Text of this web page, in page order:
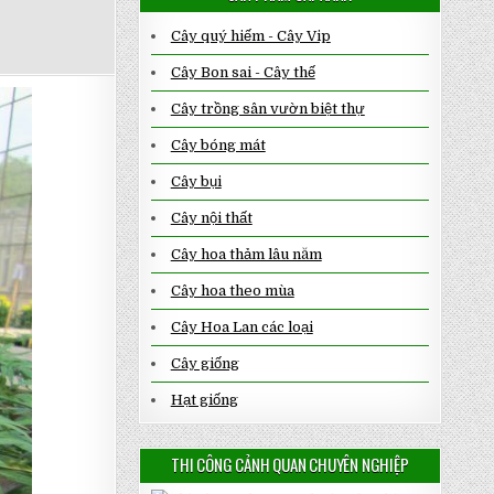
Cây quý hiếm - Cây Vip
Cây Bon sai - Cây thế
Cây trồng sân vườn biệt thự
Cây bóng mát
Cây bụi
Cây nội thất
Cây hoa thảm lâu năm
Cây hoa theo mùa
Cây Hoa Lan các loại
Cây giống
Hạt giống
THI CÔNG CẢNH QUAN CHUYÊN NGHIỆP